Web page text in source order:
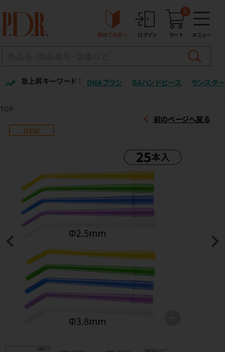
初めての方へ ログイン カート
0
メニュー
急上昇キーワード ： DNAブラシ BAハンドピース サンスター
TOP
前のページへ戻る
NEW